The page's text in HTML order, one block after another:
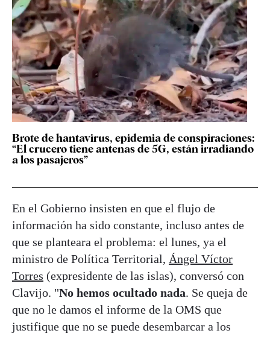
Brote de hantavirus, epidemia de conspiraciones:
“El crucero tiene antenas de 5G, están irradiando
a los pasajeros”
En el Gobierno insisten en que el flujo de
información ha sido constante, incluso antes de
que se planteara el problema: el lunes, ya el
ministro de Política Territorial, Ángel Víctor
Torres (expresidente de las islas), conversó con
Clavijo. "No hemos ocultado nada. Se queja de
que no le damos el informe de la OMS que
justifique que no se puede desembarcar a los